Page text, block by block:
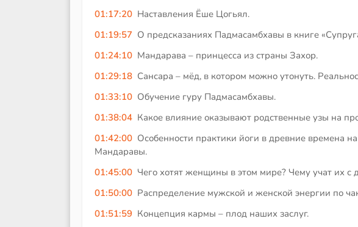
01:17:20 Наставления Ёше Цогьял.
01:19:57 О предсказаниях Падмасамбхавы в книге
01:24:10 Мандарава – принцесса из страны Захор.
01:29:18 Сансара – мёд, в котором можно утонуть.
01:33:10 Обучение гуру Падмасамбхавы.
01:38:04 Какое влияние оказывают родственные узы на
01:42:00 Особенности практики йоги в древние времена
Мандаравы.
01:45:00 Чего хотят женщины в этом мире? Чему учат их с
01:50:00 Распределение мужской и женской энергии по
01:51:59 Концепция кармы – плод наших заслуг.